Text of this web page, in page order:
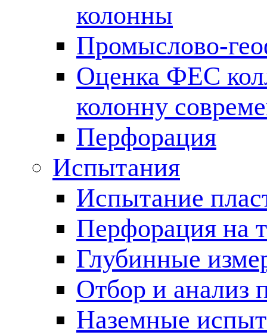
колонны
Промыслово-
Оценка ФЕС
колонну
Перфорация
Испытания
Испытание
Перфорация на
Глубинные
Отбор и анализ
Наземные